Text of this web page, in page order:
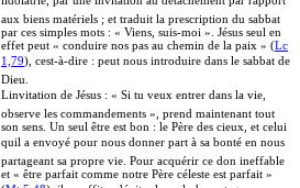
aux biens matériels ; et traduit la prescription du sabbat
par ces simples mots : « Viens, suis-moi ». Jésus seul en
effet peut « conduire nos pas au chemin de la paix » (Lc
1,79), cest-à-dire : peut nous introduire dans le sabbat de
Dieu.
Linvitation de Jésus : « Si tu veux entrer dans la vie,
observe les commandements », prend maintenant tout
son sens. Un seul être est bon : le Père des cieux, et celui
quil a envoyé pour nous donner part à sa bonté en nous
partageant sa propre vie. Pour acquérir ce don ineffable
et « être parfait comme notre Père céleste est parfait »